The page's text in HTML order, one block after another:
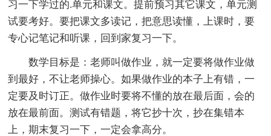
习一下学过的.单元和课文。提前预习其它课文，单元测
试要考好。要把课文多读记，把意思读懂，上课时，要
专心记笔记和听课，回到家复习一下。
数学目标是：老师叫做作业，就一定要将做作业做
到最好，不让老师操心。如果做作业的本子上有错，一
定要及时订正。做作业时要将不懂的放在最后面，会的
放在最前面。测试有错题，将它抄十次，抄在集错本
上，期末复习一下，一定会拿高分。